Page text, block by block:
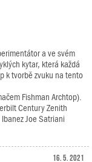
a ve svém
kytar, která každá
k tvorbě zvuku na tento
Fishman Archtop).
Century Zenith
Joe Satriani
16. 5. 2021